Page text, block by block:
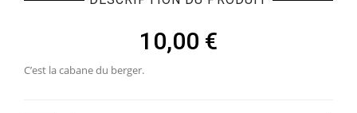
10,00 €
C’est la cabane du berger.